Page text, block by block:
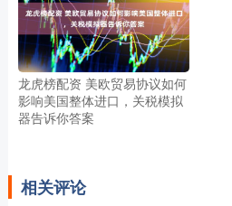
龙虎榜配资 美欧贸易协议如何
影响美国整体进口，关税模拟
器告诉你答案
相关评论